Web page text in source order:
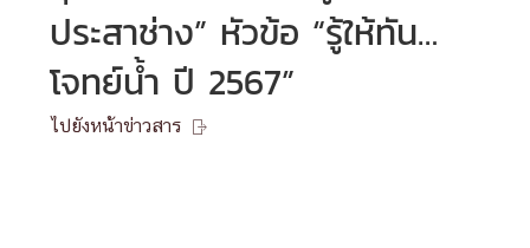
ประสาช่าง” หัวข้อ “รู้ให้ทัน…
โจทย์น้ำ ปี 2567”
ไปยังหน้าข่าวสาร 